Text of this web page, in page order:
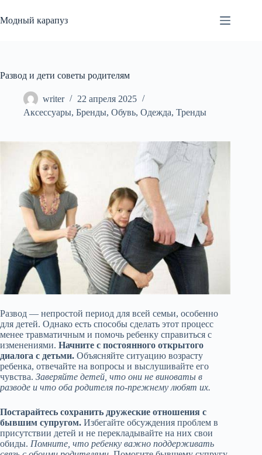
к
сути
Модный карапуз
Развод и дети советы родителям
writer
22 апреля 2025
Аксессуары, Бренды, Обувь, Одежда, Тренды
Развод — непростой период для всей семьи, особенно
для детей. Однако есть способы сделать этот процесс
менее травматичным и помочь ребенку справиться с
изменениями. Начните с постоянного открытого
диалога с детьми. Объясняйте ситуацию возрасту
ребенка, отвечайте на вопросы и выслушивайте его
чувства. Заверяйте детей, что они не виноваты в
разводе и что оба родителя по-прежнему любят их.
Постарайтесь сохранить дружеские отношения с
бывшим супругом. Избегайте обсуждения проблем в
присутствии детей и не перекладывайте на них свои
обиды. Помните, что ребенку важно поддерживать